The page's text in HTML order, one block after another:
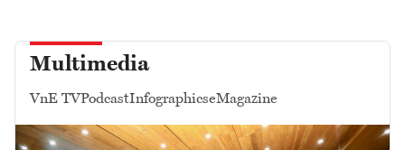
Multimedia
VnE TVPodcastInfographicseMagazine